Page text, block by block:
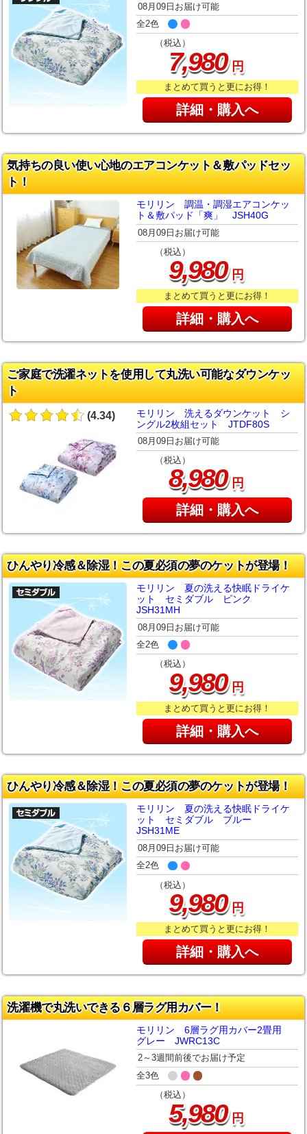
08月09日お届け可能
全2色
（税込）
7,980円
まとめて買うと更にお得！
詳細・購入へ
気持ちの良い使い心地のエアコンケット＆敷パッドセッ
ト！
モリリン 調温・調湿エアコンケッ
ト＆敷パッド「爽」 JSH40G
08月09日お届け可能
（税込）
9,980円
まとめて買うと更にお得！
詳細・購入へ
ご家庭で洗濯ネットを使用して丸洗い可能なダウンケッ
ト
(4.34)
モリリン 洗えるダウンケット シ
ングル2枚組セット JTDF80S
08月09日お届け可能
（税込）
8,980円
詳細・購入へ
ひんやり冷感＆除湿！この夏必須の夢のケットが登場！
モリリン 夏の洗える快眠ドライケ
ット セミダブル ピンク
JSH31MH
08月09日お届け可能
全2色
（税込）
9,980円
まとめて買うと更にお得！
詳細・購入へ
ひんやり冷感＆除湿！この夏必須の夢のケットが登場！
モリリン 夏の洗える快眠ドライケ
ット セミダブル ブルー
JSH31ME
08月09日お届け可能
全2色
（税込）
9,980円
まとめて買うと更にお得！
詳細・購入へ
洗濯機で丸洗いできる６層ラグ用カバー！
モリリン 6層ラグ用カバー2畳用
グレー JWRC13C
2～3週間前後でお届け予定
全3色
（税込）
5,980円